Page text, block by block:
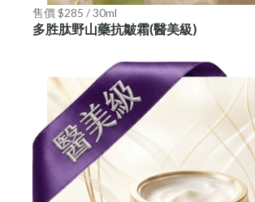
售價 $285 / 30ml
多胜肽野山藥抗皺霜(醫美級)